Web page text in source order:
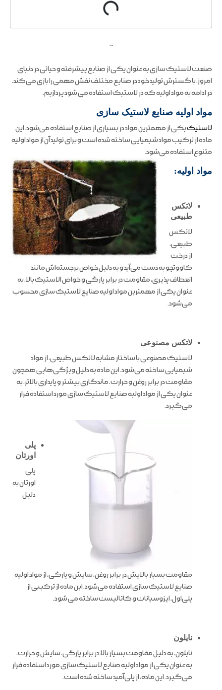
ملند
صنعت لاستیک سازی به عنوان یکی از صنایع پیشرفته و حیاتی در دنیای
امروز، با گسترش تولید خود در صنایع مختلف نقش مهمی را بازی می‌کند.
در ادامه به مواد اولیه که در لاستیک استفاده می شود پردازیم.
مواد اولیه صنایع لاستیک سازی
لاستیکیکی از مهمترین مواد در بسیاری از صنایع استفاده می‌شود.این
ماده از ترکیب مواد شیمیایی ساخته شده است و برای تولید آن از مواد اولیه
متنوع استفاده می‌شود.
مواد اولیه:
لاتکس
طبیعی
لاتکس
طبیعی،
از درخت
کاووتچو به دست می‌آید و به دلیل خواص برجسته‌اش مانند
انعطاف پذیری، مقاومت در برابر پارگی و خواص الاستیک بالا، به
عنوان یکی از مهمترین مواد اولیه صنایع لاستیک سازی محسوب
می‌شود.
لاتکس مصنوعی
لاستیک مصنوعی با ساختار مشابه لاتکس طبیعی، از مواد
شیمیایی ساخته می‌شود.این ماده به دلیل ویژگی‌هایی همچون
مقاومت در برابر روغن و حرارت، ماندگاری بیشتر و پایداری بالاتر، به
عنوان یکی از مواد اولیه صنایع لاستیک سازی مورد استفاده قرار
می‌گیرد.
پلی
اورتان
پلی
اورتان به
دلیل
مقاومت بسیار بالایش در برابر روغن، سایش و پارگی، از مواد اولیه
صنایع لاستیک سازی استفاده می‌شود. این ماده از ترکیبی از
پلی‌اول، ایزوسیانات و کاتالیست ساخته می شود.
نایلون
نایلون، به دلیل مقاومت بسیار بالا در برابر پارگی، سایش و حرارت،
به عنوان یکی از مواد اولیه صنایع لاستیک سازی مورد استفاده قرار
می‌گیرد. این ماده، از پلی‌آمید ساخته شده است.